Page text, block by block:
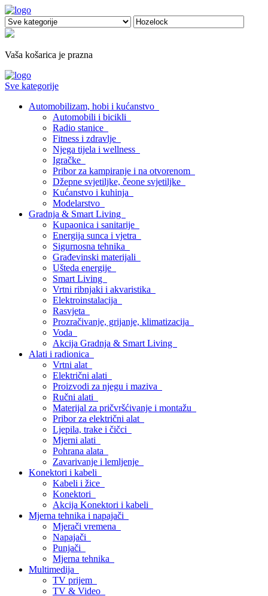
Vaša košarica je prazna
Sve kategorije
Automobilizam, hobi i kućanstvo
Automobili i bicikli
Radio stanice
Fitness i zdravlje
Njega tijela i wellness
Igračke
Pribor za kampiranje i na otvorenom
Džepne svjetiljke, čeone svjetiljke
Kućanstvo i kuhinja
Modelarstvo
Gradnja & Smart Living
Kupaonica i sanitarije
Energija sunca i vjetra
Sigurnosna tehnika
Građevinski materijali
Ušteda energije
Smart Living
Vrtni ribnjaki i akvaristika
Elektroinstalacija
Rasvjeta
Prozračivanje, grijanje, klimatizacija
Voda
Akcija Gradnja & Smart Living
Alati i radionica
Vrtni alat
Električni alati
Proizvodi za njegu i maziva
Ručni alati
Materijal za pričvršćivanje i montažu
Pribor za električni alat
Ljepila, trake i čičci
Mjerni alati
Pohrana alata
Zavarivanje i lemljenje
Konektori i kabeli
Kabeli i žice
Konektori
Akcija Konektori i kabeli
Mjerna tehnika i napajači
Mjerači vremena
Napajači
Punjači
Mjerna tehnika
Multimedija
TV prijem
TV & Video